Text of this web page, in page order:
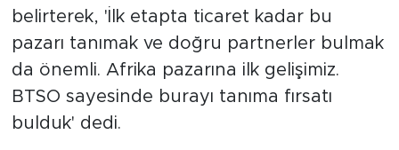
belirterek, 'İlk etapta ticaret kadar bu
pazarı tanımak ve doğru partnerler bulmak
da önemli. Afrika pazarına ilk gelişimiz.
BTSO sayesinde burayı tanıma fırsatı
bulduk' dedi.